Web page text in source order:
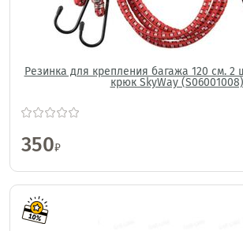
Резинка для крепления багажа 120 см. 2
крюк SkyWay (S06001008)
350₽